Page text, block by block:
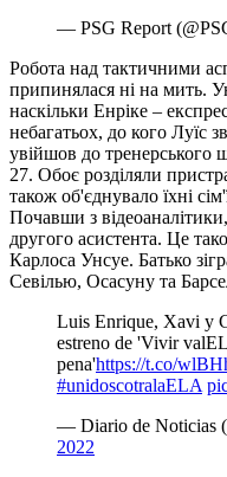
— PSG Report
Робота над тактичними
припинялася ні на мить.
наскільки Енріке –
небагатьох, до кого Луїс
увійшов до тренерського
27. Обоє розділяли
також об'єднувало їхні
Почавши з
другого асистента. Це
Карлоса Унсуе. Батько
Севілью, Осасуну та
Luis Enrique, Xavi y
estreno de 'Vivir
pena'https://t.co/
#unidoscotralaELA
— Diario de Noticias
2022